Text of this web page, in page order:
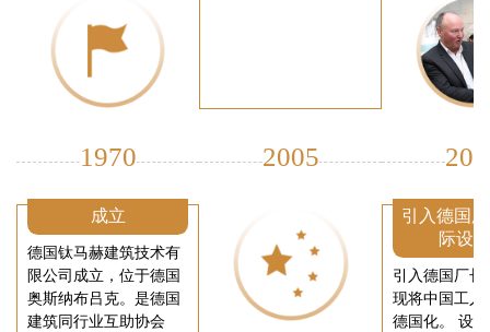
成立
德国钛马赫建筑技术有
限公司成立，位于德国
奥斯纳布吕克。是德国
建筑同行业互助协会
1970 2005
引入德国
际设
引入德国厂长
现将中国工人
德国化。 设